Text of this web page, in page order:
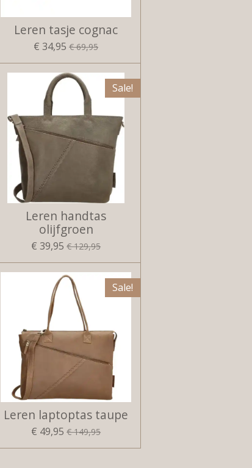
Leren tasje cognac
€ 34,95 € 69,95
Sale!
Leren handtas
olijfgroen
€ 39,95 € 129,95
Sale!
Leren laptoptas taupe
€ 49,95 € 149,95